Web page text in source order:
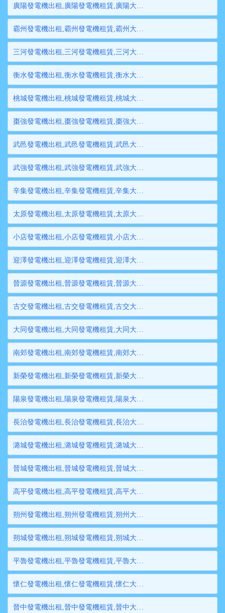
廣陽發電機出租,廣陽發電機租賃,廣陽大型發電機出租,廣陽柴油發電機租賃出租,廣陽大型發電機租賃
霸州發電機出租,霸州發電機租賃,霸州大型發電機出租,霸州柴油發電機租賃出租,霸州大型發電機租賃
三河發電機出租,三河發電機租賃,三河大型發電機出租,三河柴油發電機租賃出租,三河大型發電機租賃
衡水發電機出租,衡水發電機租賃,衡水大型發電機出租,衡水柴油發電機租賃出租,衡水大型發電機租賃
桃城發電機出租,桃城發電機租賃,桃城大型發電機出租,桃城柴油發電機租賃出租,桃城大型發電機租賃
棗強發電機出租,棗強發電機租賃,棗強大型發電機出租,棗強柴油發電機租賃出租,棗強大型發電機租賃
武邑發電機出租,武邑發電機租賃,武邑大型發電機出租,武邑柴油發電機租賃出租,武邑大型發電機租賃
武強發電機出租,武強發電機租賃,武強大型發電機出租,武強柴油發電機租賃出租,武強大型發電機租賃
辛集發電機出租,辛集發電機租賃,辛集大型發電機出租,辛集柴油發電機租賃出租,辛集大型發電機租賃
太原發電機出租,太原發電機租賃,太原大型發電機出租,太原柴油發電機租賃出租,太原大型發電機租賃
小店發電機出租,小店發電機租賃,小店大型發電機出租,小店柴油發電機租賃出租,小店大型發電機租賃
迎澤發電機出租,迎澤發電機租賃,迎澤大型發電機出租,迎澤柴油發電機租賃出租,迎澤大型發電機租賃
晉源發電機出租,晉源發電機租賃,晉源大型發電機出租,晉源柴油發電機租賃出租,晉源大型發電機租賃
古交發電機出租,古交發電機租賃,古交大型發電機出租,古交柴油發電機租賃出租,古交大型發電機租賃
大同發電機出租,大同發電機租賃,大同大型發電機出租,大同柴油發電機租賃出租,大同大型發電機租賃
南郊發電機出租,南郊發電機租賃,南郊大型發電機出租,南郊柴油發電機租賃出租,南郊大型發電機租賃
新榮發電機出租,新榮發電機租賃,新榮大型發電機出租,新榮柴油發電機租賃出租,新榮大型發電機租賃
陽泉發電機出租,陽泉發電機租賃,陽泉大型發電機出租,陽泉柴油發電機租賃出租,陽泉大型發電機租賃
長治發電機出租,長治發電機租賃,長治大型發電機出租,長治柴油發電機租賃出租,長治大型發電機租賃
潞城發電機出租,潞城發電機租賃,潞城大型發電機出租,潞城柴油發電機租賃出租,潞城大型發電機租賃
晉城發電機出租,晉城發電機租賃,晉城大型發電機出租,晉城柴油發電機租賃出租,晉城大型發電機租賃
高平發電機出租,高平發電機租賃,高平大型發電機出租,高平柴油發電機租賃出租,高平大型發電機租賃
朔州發電機出租,朔州發電機租賃,朔州大型發電機出租,朔州柴油發電機租賃出租,朔州大型發電機租賃
朔城發電機出租,朔城發電機租賃,朔城大型發電機出租,朔城柴油發電機租賃出租,朔城大型發電機租賃
平魯發電機出租,平魯發電機租賃,平魯大型發電機出租,平魯柴油發電機租賃出租,平魯大型發電機租賃
懷仁發電機出租,懷仁發電機租賃,懷仁大型發電機出租,懷仁柴油發電機租賃出租,懷仁大型發電機租賃
晉中發電機出租,晉中發電機租賃,晉中大型發電機出租,晉中柴油發電機租賃出租,晉中大型發電機租賃